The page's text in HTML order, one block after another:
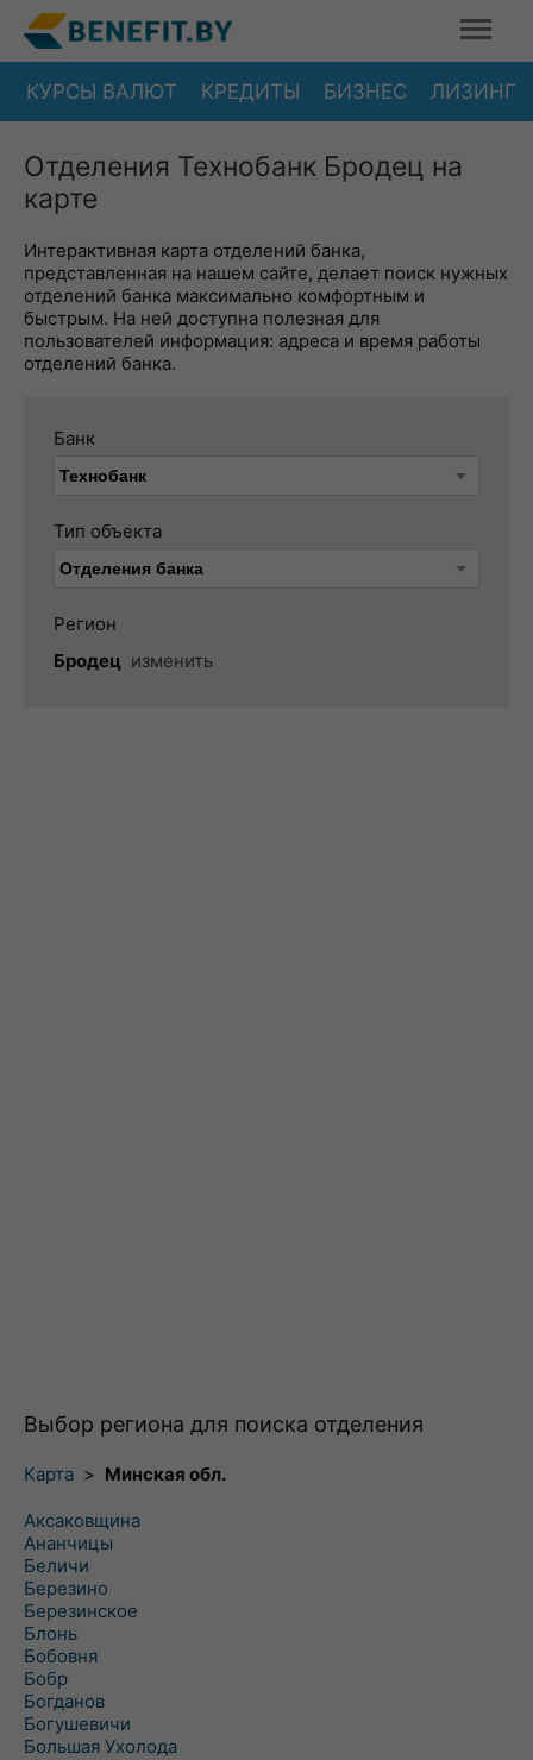
КУРСЫ ВАЛЮТ КРЕДИТЫ БИЗНЕС ЛИЗИНГ
Отделения Технобанк Бродец на
карте
Интерактивная карта отделений банка,
представленная на нашем сайте, делает поиск нужных
отделений банка максимально комфортным и
быстрым. На ней доступна полезная для
пользователей информация: адреса и время работы
отделений банка.
Банк
Тип объекта
Регион
Бродец изменить
Выбор региона для поиска отделения
Карта > Минская обл.
Аксаковщина
Ананчицы
Беличи
Березино
Березинское
Блонь
Бобовня
Бобр
Богданов
Богушевичи
Большая Ухолода